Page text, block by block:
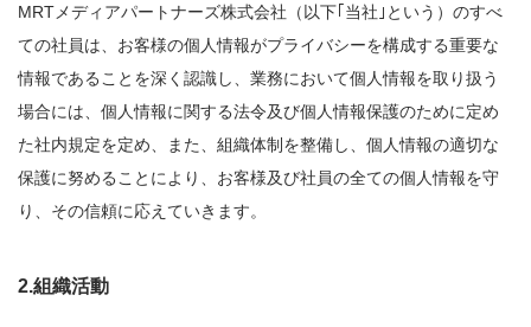
MRTメディアパートナーズ株式会社（以下｢当社｣という）のすべ
ての社員は、お客様の個人情報がプライバシーを構成する重要な
情報であることを深く認識し、業務において個人情報を取り扱う
場合には、個人情報に関する法令及び個人情報保護のために定め
た社内規定を定め、また、組織体制を整備し、個人情報の適切な
保護に努めることにより、お客様及び社員の全ての個人情報を守
り、その信頼に応えていきます。
2.組織活動